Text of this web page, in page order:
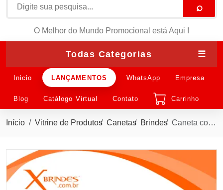
⌕
O Melhor do Mundo Promocional está Aqui !
Todas Categorias ☰
Inicio LANÇAMENTOS WhatsApp Empresa
Blog Catálogo Virtual Contato Carrinho
Início Vitrine de Produtos Canetas Brindes Caneta corpo de Metal carga azul e acionamento por clique X02077